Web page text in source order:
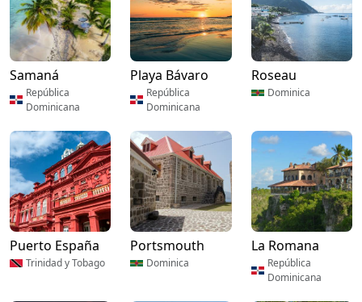
Samaná
República
Dominicana
Playa Bávaro
República
Dominicana
Roseau
Dominica
Puerto España
Trinidad y Tobago
Portsmouth
Dominica
La Romana
República
Dominicana